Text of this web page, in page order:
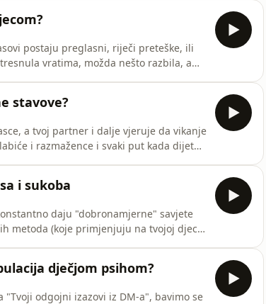
postaju preglasni, riječi preteške, ili
upijaju sve što se događa. Ako ti ovo
stavove?
a tvoj partner i dalje vjeruje da vikanje
i razmažence i svaki put kada dijete
i sukoba
daju "dobronamjerne" savjete
metoda (koje primjenjuju na tvojoj djeci)
dječjom psihom?
odgojni izazovi iz DM-a", bavimo se